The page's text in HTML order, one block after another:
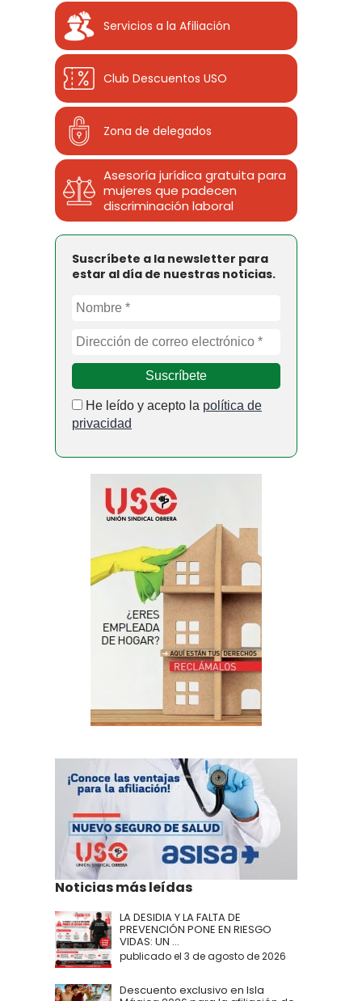
Servicios a la Afiliación
Club Descuentos USO
Zona de delegados
Asesoría jurídica gratuita para
mujeres que padecen
discriminación laboral
Suscríbete a la newsletter para
estar al día de nuestras noticias.
He leído y acepto la política de
privacidad
Noticias más leídas
LA DESIDIA Y LA FALTA DE
PREVENCIÓN PONE EN RIESGO
VIDAS: UN ...
publicado el 3 de agosto de 2026
Descuento exclusivo en Isla